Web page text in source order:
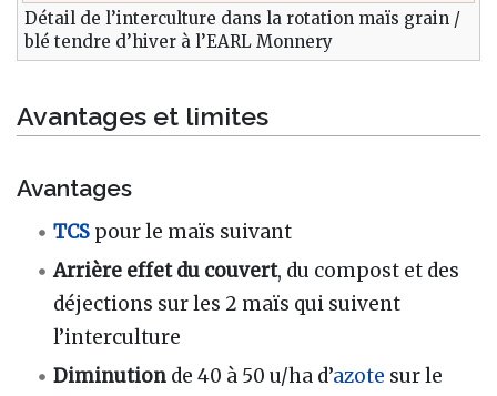
Détail de l’interculture dans la rotation maïs grain /
blé tendre d’hiver à l’EARL Monnery
Avantages et limites
Avantages
TCS pour le maïs suivant
Arrière effet du couvert, du compost et des
déjections sur les 2 maïs qui suivent
l’interculture
Diminution de 40 à 50 u/ha d’azote sur le